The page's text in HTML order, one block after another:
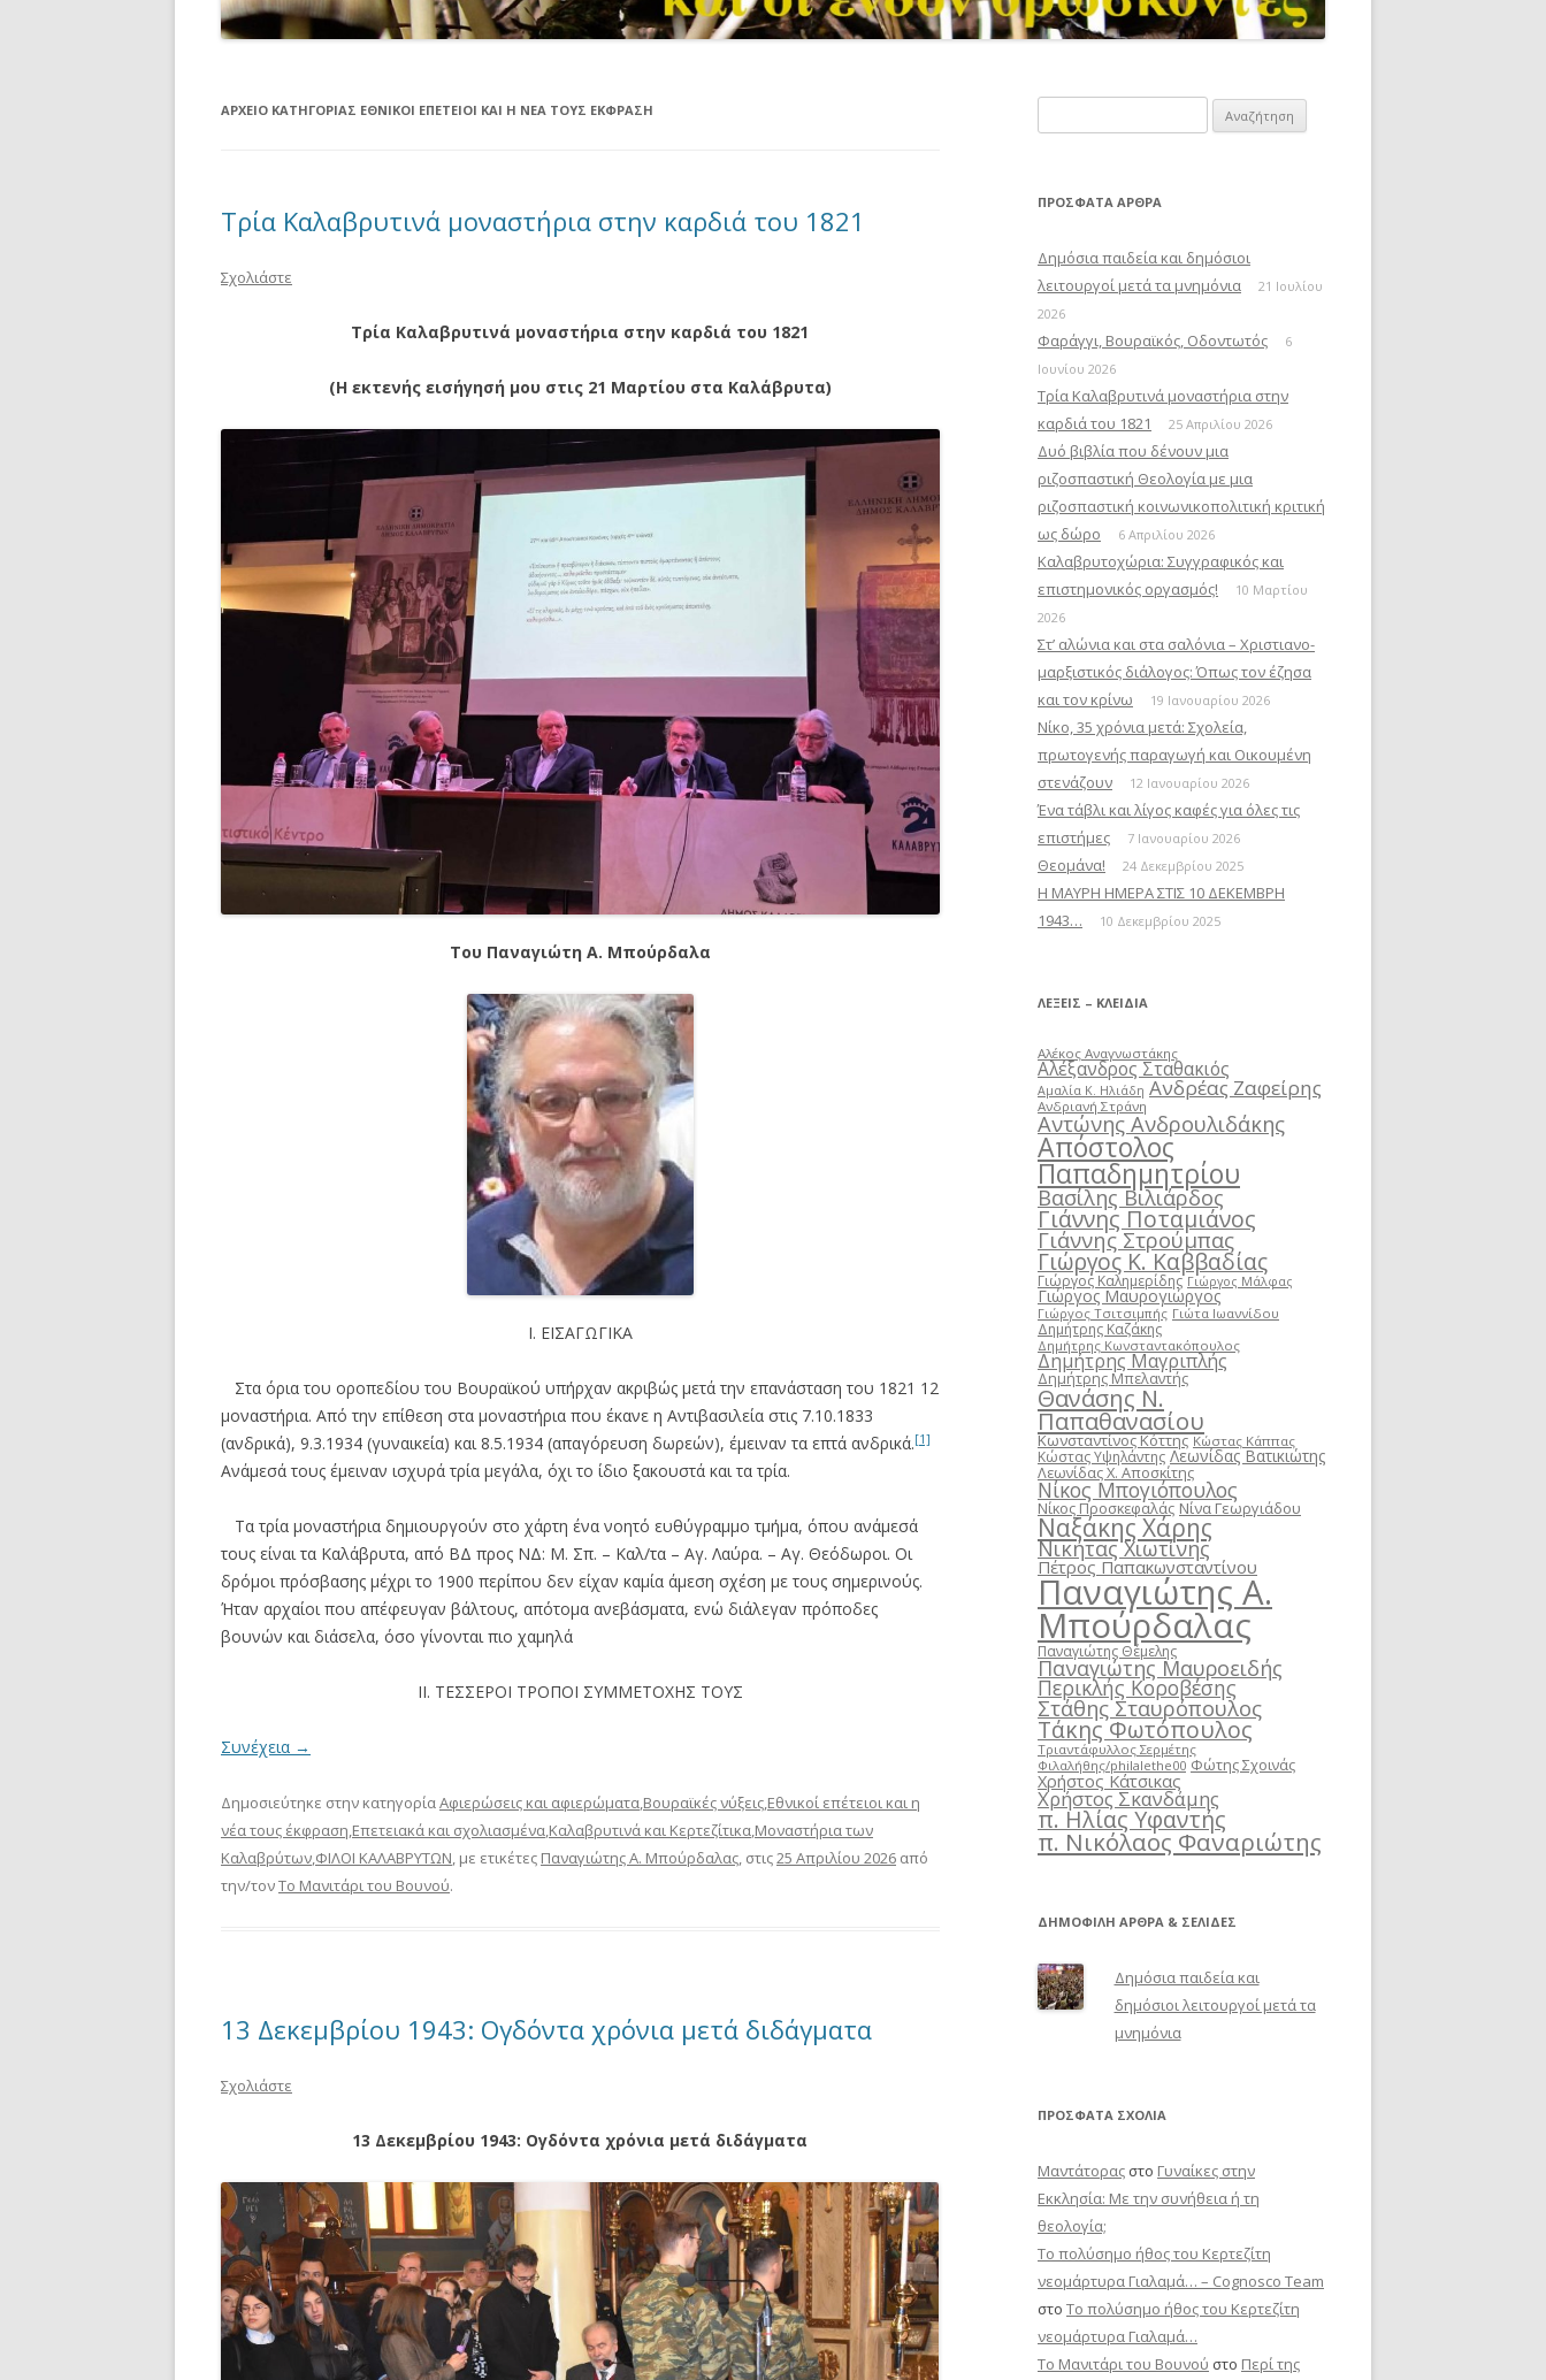
ΑΡΧΕΊΟ ΚΑΤΗΓΟΡΊΑΣ ΕΘΝΙΚΟΊ ΕΠΈΤΕΙΟΙ ΚΑΙ Η ΝΈΑ ΤΟΥΣ ΈΚΦΡΑΣΗ
Τρία Καλαβρυτινά μοναστήρια στην καρδιά του 1821
Σχολιάστε
Τρία Καλαβρυτινά μοναστήρια στην καρδιά του 1821
(Η εκτενής εισήγησή μου στις 21 Μαρτίου στα Καλάβρυτα)
Του Παναγιώτη Α. Μπούρδαλα
Ι. ΕΙΣΑΓΩΓΙΚΑ
Στα όρια του οροπεδίου του Βουραϊκού υπήρχαν ακριβώς μετά την επανάσταση του 1821 12
μοναστήρια. Από την επίθεση στα μοναστήρια που έκανε η Αντιβασιλεία στις 7.10.1833
(ανδρικά), 9.3.1934 (γυναικεία) και 8.5.1934 (απαγόρευση δωρεών), έμειναν τα επτά ανδρικά.[1]
Ανάμεσά τους έμειναν ισχυρά τρία μεγάλα, όχι το ίδιο ξακουστά και τα τρία.
Τα τρία μοναστήρια δημιουργούν στο χάρτη ένα νοητό ευθύγραμμο τμήμα, όπου ανάμεσά
τους είναι τα Καλάβρυτα, από ΒΔ προς ΝΔ: Μ. Σπ. – Καλ/τα – Αγ. Λαύρα. – Αγ. Θεόδωροι. Οι
δρόμοι πρόσβασης μέχρι το 1900 περίπου δεν είχαν καμία άμεση σχέση με τους σημερινούς.
Ήταν αρχαίοι που απέφευγαν βάλτους, απότομα ανεβάσματα, ενώ διάλεγαν πρόποδες
βουνών και διάσελα, όσο γίνονται πιο χαμηλά
ΙΙ. ΤΕΣΣΕΡΟΙ ΤΡΟΠΟΙ ΣΥΜΜΕΤΟΧΗΣ ΤΟΥΣ
Συνέχεια →
Δημοσιεύτηκε στην κατηγορίαΑφιερώσεις και αφιερώματα,Βουραϊκές νύξεις,Εθνικοί επέτειοι και η
νέα τους έκφραση,Επετειακά και σχολιασμένα,Καλαβρυτινά και Κερτεζίτικα,Μοναστήρια των
Καλαβρύτων,ΦΙΛΟΙ ΚΑΛΑΒΡΥΤΩΝ, με ετικέτες Παναγιώτης Α. Μπούρδαλας, στις25 Απριλίου 2026 από
την/τονΤο Μανιτάρι του Βουνού.
13 Δεκεμβρίου 1943: Ογδόντα χρόνια μετά διδάγματα
Σχολιάστε
13 Δεκεμβρίου 1943: Ογδόντα χρόνια μετά διδάγματα
για:
ΠΡΌΣΦΑΤΑ ΆΡΘΡΑ
Δημόσια παιδεία και δημόσιοι
λειτουργοί μετά τα μνημόνια
21 Ιουλίου
2026
Φαράγγι, Βουραϊκός, Οδοντωτός
6
Ιουνίου 2026
Τρία Καλαβρυτινά μοναστήρια στην
καρδιά του 1821
25 Απριλίου 2026
Δυό βιβλία που δένουν μια
ριζοσπαστική Θεολογία με μια
ριζοσπαστική κοινωνικοπολιτική κριτική
ως δώρο
6 Απριλίου 2026
Καλαβρυτοχώρια: Συγγραφικός και
επιστημονικός οργασμός!
10 Μαρτίου
2026
Στ’ αλώνια και στα σαλόνια – Χριστιανο-
μαρξιστικός διάλογος: Όπως τον έζησα
και τον κρίνω
19 Ιανουαρίου 2026
Νίκο, 35 χρόνια μετά: Σχολεία,
πρωτογενής παραγωγή και Οικουμένη
στενάζουν
12 Ιανουαρίου 2026
Ένα τάβλι και λίγος καφές για όλες τις
επιστήμες
7 Ιανουαρίου 2026
Θεομάνα! 24 Δεκεμβρίου 2025
Η ΜΑΥΡΗ ΗΜΕΡΑ ΣΤΙΣ 10 ΔΕΚΕΜΒΡΗ
1943…
10 Δεκεμβρίου 2025
ΛΈΞΕΙΣ – ΚΛΕΙΔΙΆ
Αλέκος Αναγνωστάκης
Αλέξανδρος Σταθακιός
Αμαλία Κ. Ηλιάδη Ανδρέας Ζαφείρης
Ανδριανή Στράνη
Αντώνης Ανδρουλιδάκης
Απόστολος
Παπαδημητρίου
Βασίλης Βιλιάρδος
Γιάννης Ποταμιάνος
Γιάννης Στρούμπας
Γιώργος Κ. Καββαδίας
Γιώργος Καλημερίδης Γιώργος Μάλφας
Γιώργος Μαυρογιώργος
Γιώργος Τσιτσιμπής Γιώτα Ιωαννίδου
Δημήτρης Καζάκης
Δημήτρης Κωνσταντακόπουλος
Δημήτρης Μαγριπλής
Δημήτρης Μπελαντής
Θανάσης Ν.
Παπαθανασίου
Κωνσταντίνος Κόττης Κώστας Κάππας
Κώστας Υψηλάντης Λεωνίδας Βατικιώτης
Λεωνίδας Χ. Αποσκίτης
Νίκος Μπογιόπουλος
Νίκος Προσκεφαλάς Νίνα Γεωργιάδου
Ναξάκης Χάρης
Νικήτας Χιωτίνης
Πέτρος Παπακωνσταντίνου
Παναγιώτης Α.
Μπούρδαλας
Παναγιώτης Θέμελης
Παναγιώτης Μαυροειδής
Περικλής Κοροβέσης
Στάθης Σταυρόπουλος
Τάκης Φωτόπουλος
Τριαντάφυλλος Σερμέτης
Φιλαλήθης/philalethe00 Φώτης Σχοινάς
Χρήστος Κάτσικας
Χρήστος Σκανδάμης
π. Ηλίας Υφαντής
π. Νικόλαος Φαναριώτης
ΔΗΜΟΦΙΛΉ ΆΡΘΡΑ & ΣΕΛΊΔΕΣ
Δημόσια παιδεία και
δημόσιοι λειτουργοί μετά τα
μνημόνια
ΠΡΌΣΦΑΤΑ ΣΧΌΛΙΑ
Μαντάτορας στο Γυναίκες στην
Εκκλησία: Με την συνήθεια ή τη
θεολογία;
Το πολύσημο ήθος του Κερτεζίτη
νεομάρτυρα Γιαλαμά… – Cognosco Team
στο Το πολύσημο ήθος του Κερτεζίτη
νεομάρτυρα Γιαλαμά…
Το Μανιτάρι του Βουνού στο Περί της